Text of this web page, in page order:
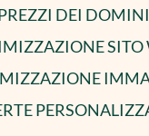
DEI DOMINI
SITO